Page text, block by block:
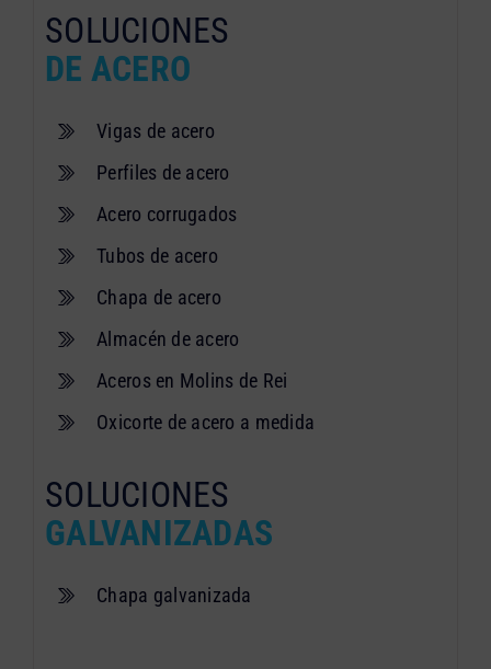
SOLUCIONES
DE ACERO
Vigas de acero
Perfiles de acero
Acero corrugados
Tubos de acero
Chapa de acero
Almacén de acero
Aceros en Molins de Rei
Oxicorte de acero a medida
SOLUCIONES
GALVANIZADAS
Chapa galvanizada